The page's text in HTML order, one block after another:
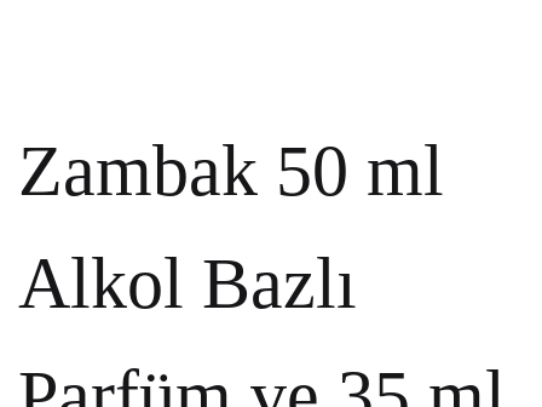
Zambak 50 ml
Alkol Bazlı